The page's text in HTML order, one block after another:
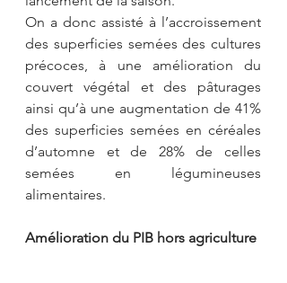
On a donc assisté à l’accroissement
des superficies semées des cultures
précoces, à une amélioration du
couvert végétal et des pâturages
ainsi qu’à une augmentation de 41%
des superficies semées en céréales
d’automne et de 28% de celles
semées en légumineuses
alimentaires.
Amélioration du PIB hors agriculture